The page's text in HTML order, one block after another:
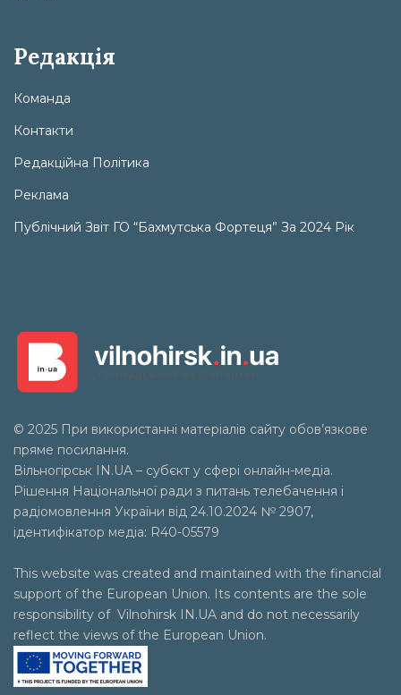
Редакція
Команда
Контакти
Редакційна Політика
Реклама
Публічний Звіт ГО “Бахмутська Фортеця” За 2024 Рік
© 2025 При використанні матеріалів сайту обов’язкове
пряме посилання.
Вільногірськ IN.UA – субєкт у сфері онлайн-медіа.
Рішення Національної ради з питань телебачення і
радіомовлення України від 24.10.2024 № 2907,
ідентифікатор медіа: R40-05579
This website was created and maintained with the financial
support of the European Union. Its contents are the sole
responsibility of Vilnohirsk IN.UA and do not necessarily
reflect the views of the European Union.